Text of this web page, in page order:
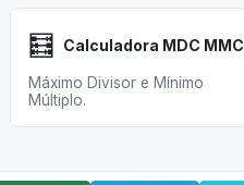
🧮 Calculadora MDC MMC
Máximo Divisor e Mínimo
Múltiplo.